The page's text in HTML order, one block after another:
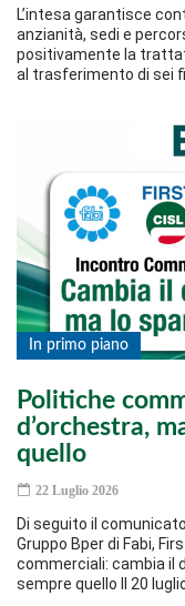
L’intesa garantisce
anzianità, sedi e
positivamente la
al trasferimento di sei
In primo piano
Politiche
d’orchestra,
quello
22 Luglio 2026
Di seguito il
Gruppo Bper di Fabi,
commerciali: cambia il
sempre quello Il 20